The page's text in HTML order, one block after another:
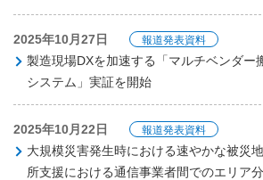
2025年10月27日 報道発表資料
製造現場DXを加速する「マルチベンダー
システム」実証を開始
2025年10月22日 報道発表資料
大規模災害発生時における速やかな被災
所支援における通信事業者間でのエリア